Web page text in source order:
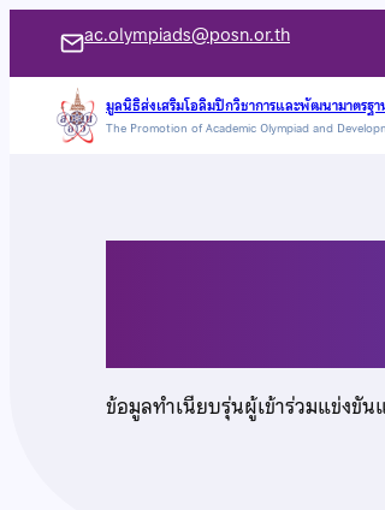
เนื้อหา
ac.olympiads@posn.or.th
มูลนิธิส่งเสริมโอลิมปิกวิชาการและพัฒนามาตรฐ
The Promotion of Academic Olympiad and
ข้อมูลทำเนียบรุ่นผู้เข้าร่วมแข่งขั